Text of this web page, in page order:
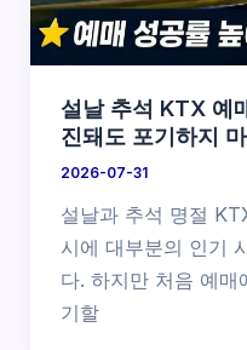
설날 추석 KTX 예
진돼도 포기하지
2026-07-31
설날과 추석 명절
시에 대부분의 인기
다. 하지만 처음 예
기할